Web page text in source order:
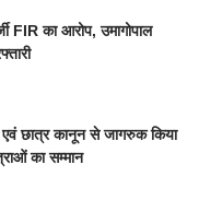
FIR का आरोप, उमागोपाल
एवं छात्र कानून से जागरुक किया
का सम्मान